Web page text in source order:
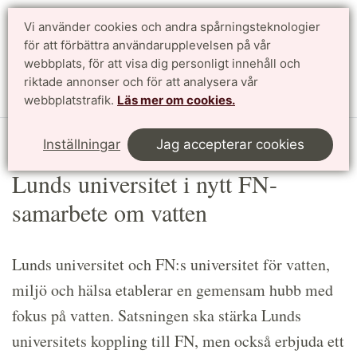
Vi använder cookies och andra spårningsteknologier
för att förbättra användarupplevelsen på vår
webbplats, för att visa dig personligt innehåll och
riktade annonser och för att analysera vår
webbplatstrafik. Läs mer om cookies.
Inställningar Jag accepterar cookies
Sök
Lunds universitet i nytt FN-
samarbete om vatten
Lunds universitet och FN:s universitet för vatten,
miljö och hälsa etablerar en gemensam hubb med
fokus på vatten. Satsningen ska stärka Lunds
universitets koppling till FN, men också erbjuda ett